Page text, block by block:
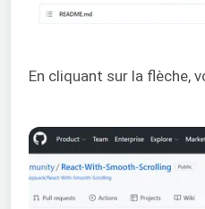
En cliquant sur la flèche,